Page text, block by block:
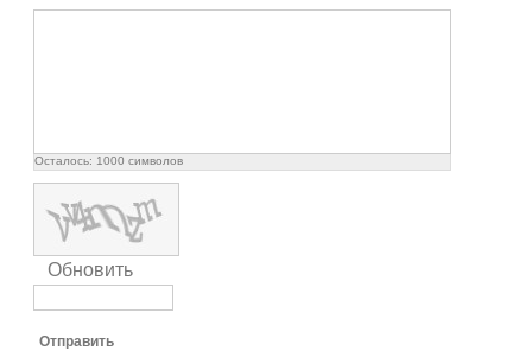
Осталось: 1000 символов
Обновить
Отправить